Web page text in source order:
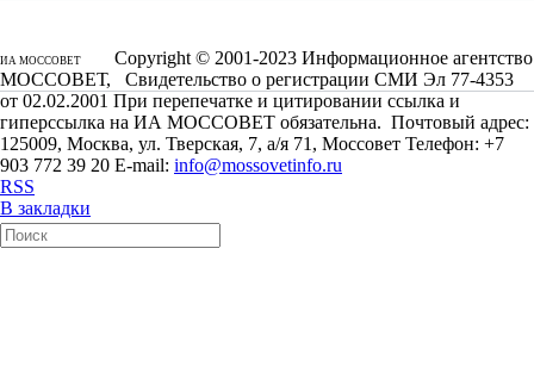
ИА МОССОВЕТ
Copyright © 2001-2023 Информационное агентство
МОССОВЕТ, Свидетельство о регистрации СМИ Эл 77-4353
от 02.02.2001 При перепечатке и цитировании ссылка и
гиперссылка на ИА МОССОВЕТ обязательна. Почтовый адрес:
125009, Москва, ул. Тверская, 7, а/я 71, Моссовет Телефон: +7
903 772 39 20 E-mail: info@mossovetinfo.ru
RSS
В закладки